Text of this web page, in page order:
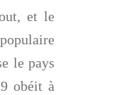
et le
le pays
obéit à